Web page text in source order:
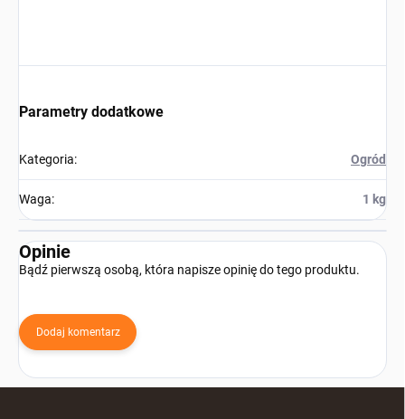
Parametry dodatkowe
Kategoria: Ogród
Waga: 1 kg
Opinie
Bądź pierwszą osobą, która napisze opinię do tego produktu.
Dodaj komentarz